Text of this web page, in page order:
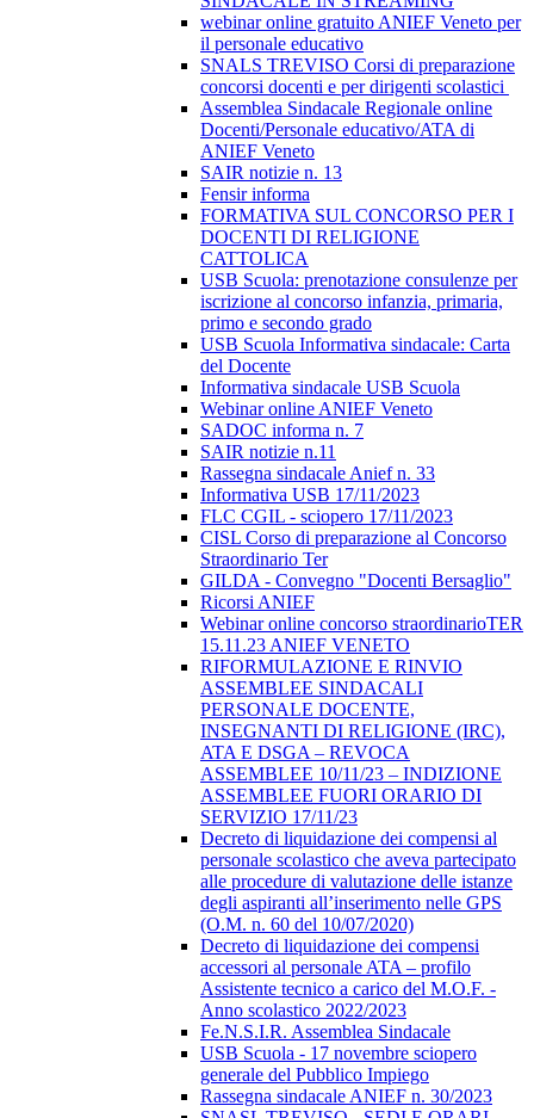
webinar online gratuito ANIEF Veneto per
il personale educativo
SNALS TREVISO Corsi di preparazione
concorsi docenti e per dirigenti scolastici
Assemblea Sindacale Regionale online
Docenti/Personale educativo/ATA di
ANIEF Veneto
SAIR notizie n. 13
Fensir informa
FORMATIVA SUL CONCORSO PER I
DOCENTI DI RELIGIONE
CATTOLICA
USB Scuola: prenotazione consulenze per
iscrizione al concorso infanzia, primaria,
primo e secondo grado
USB Scuola Informativa sindacale: Carta
del Docente
Informativa sindacale USB Scuola
Webinar online ANIEF Veneto
SADOC informa n. 7
SAIR notizie n.11
Rassegna sindacale Anief n. 33
Informativa USB 17/11/2023
FLC CGIL - sciopero 17/11/2023
CISL Corso di preparazione al Concorso
Straordinario Ter
GILDA - Convegno "Docenti Bersaglio"
Ricorsi ANIEF
Webinar online concorso straordinarioTER
15.11.23 ANIEF VENETO
RIFORMULAZIONE E RINVIO
ASSEMBLEE SINDACALI
PERSONALE DOCENTE,
INSEGNANTI DI RELIGIONE (IRC),
ATA E DSGA – REVOCA
ASSEMBLEE 10/11/23 – INDIZIONE
ASSEMBLEE FUORI ORARIO DI
SERVIZIO 17/11/23
Decreto di liquidazione dei compensi al
personale scolastico che aveva partecipato
alle procedure di valutazione delle istanze
degli aspiranti all’inserimento nelle GPS
(O.M. n. 60 del 10/07/2020)
Decreto di liquidazione dei compensi
accessori al personale ATA – profilo
Assistente tecnico a carico del M.O.F. -
Anno scolastico 2022/2023
Fe.N.S.I.R. Assemblea Sindacale
USB Scuola - 17 novembre sciopero
generale del Pubblico Impiego
Rassegna sindacale ANIEF n. 30/2023